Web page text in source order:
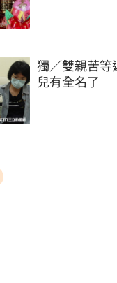
獨／雙親苦等
兒有全名了